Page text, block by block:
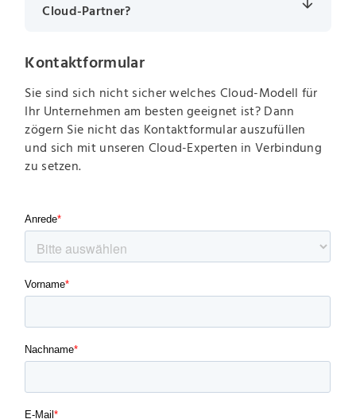
Cloud-Partner?
Kontaktformular
Sie sind sich nicht sicher welches Cloud-Modell für
Ihr Unternehmen am besten geeignet ist? Dann
zögern Sie nicht das Kontaktformular auszufüllen
und sich mit unseren Cloud-Experten in Verbindung
zu setzen.